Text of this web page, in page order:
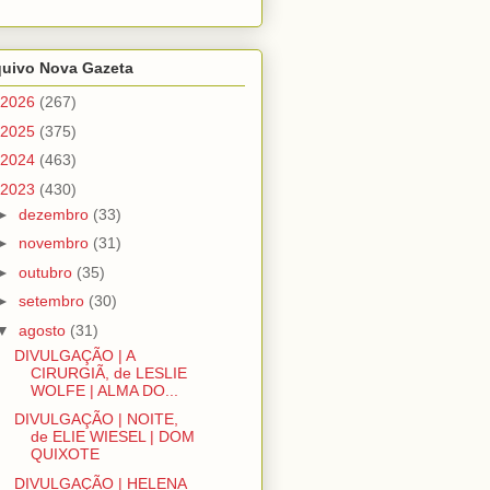
Nova Gazeta
2026 (267)
2025 (375)
2024 (463)
2023 (430)
dezembro (33)
novembro (31)
outubro (35)
setembro (30)
agosto (31)
DIVULGAÇÃO | A
CIRURGIÃ, de LESLIE
WOLFE | ALMA DO...
DIVULGAÇÃO | NOITE,
de ELIE WIESEL | DOM
QUIXOTE
DIVULGAÇÃO | HELENA